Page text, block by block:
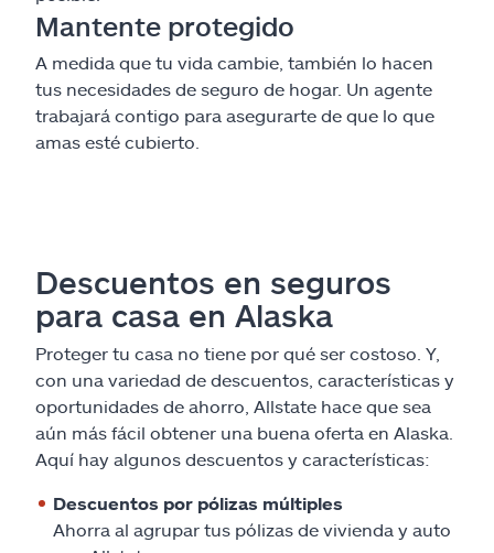
Mantente protegido
A medida que tu vida cambie, también lo hacen
tus necesidades de seguro de hogar. Un agente
trabajará contigo para asegurarte de que lo que
amas esté cubierto.
Descuentos en seguros
para casa en Alaska
Proteger tu casa no tiene por qué ser costoso. Y,
con una variedad de descuentos, características y
oportunidades de ahorro, Allstate hace que sea
aún más fácil obtener una buena oferta en Alaska.
Aquí hay algunos descuentos y características:
Descuentos por pólizas múltiples
Ahorra al agrupar tus pólizas de vivienda y auto